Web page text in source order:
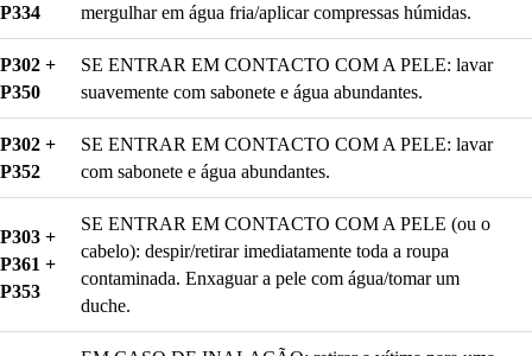
P334
mergulhar em água fria/aplicar compressas húmidas.
P302 +
P350
SE ENTRAR EM CONTACTO COM A PELE: lavar
suavemente com sabonete e água abundantes.
P302 +
P352
SE ENTRAR EM CONTACTO COM A PELE: lavar
com sabonete e água abundantes.
P303 +
P361 +
P353
SE ENTRAR EM CONTACTO COM A PELE (ou o
cabelo): despir/retirar imediatamente toda a roupa
contaminada. Enxaguar a pele com água/tomar um
duche.